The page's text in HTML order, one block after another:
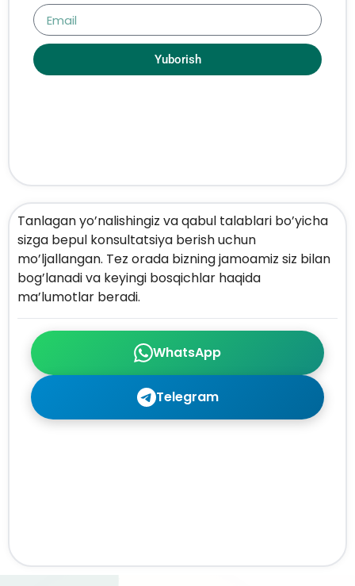
WhatsApp
Telegram
Tanlagan yo’nalishingiz va qabul talablari bo’yicha
sizga bepul konsultatsiya berish uchun
mo’ljallangan. Tez orada bizning jamoamiz siz bilan
bog’lanadi va keyingi bosqichlar haqida
ma’lumotlar beradi.
Yuborish